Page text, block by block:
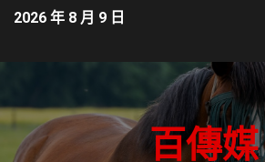
2026 年 8 月 9 日
百傳媒